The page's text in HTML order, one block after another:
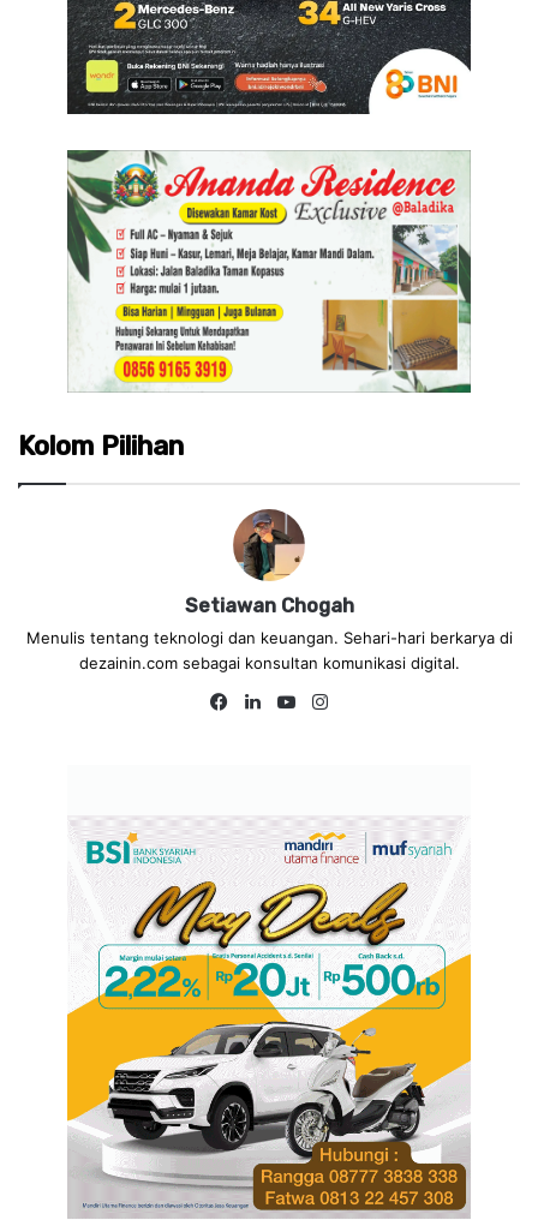
Kolom Pilihan
Setiawan Chogah
Menulis tentang teknologi dan keuangan. Sehari-hari berkarya di
dezainin.com sebagai konsultan komunikasi digital.
Fa
Lin
Yo